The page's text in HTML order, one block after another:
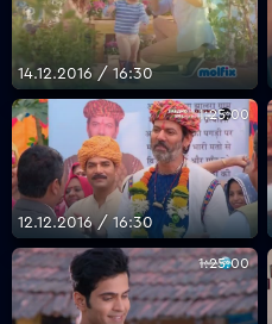
14.12.2016 / 16:30
1:25:00
12.12.2016 / 16:30
1:25:00